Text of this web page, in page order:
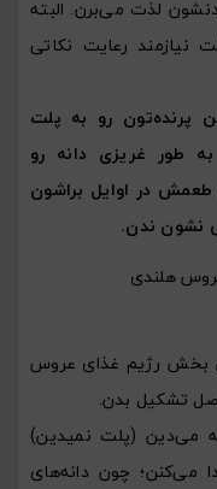
لذت می‌برن. البته
نیازمند رعایت نکاتی
پرنده‌تون رو به پلت
طور غریزی دانه رو
در اوایل براشون
نشون ندن.
بخش رژیم غذای عروس
تشکیل بدن.
می‌دین (پلت نمیدین)
می‌کنن؛ چون دانه‌های